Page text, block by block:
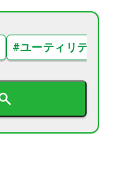
#ユーティリティ